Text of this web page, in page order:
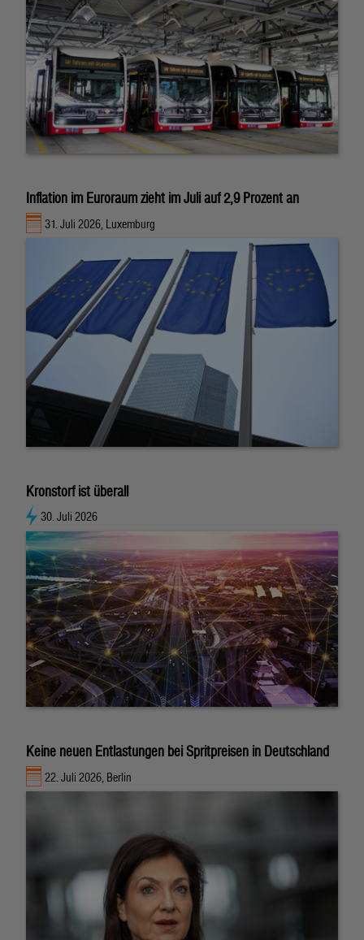
Inflation im Euroraum zieht im Juli auf 2,9 Prozent an
31. Juli 2026, Luxemburg
Kronstorf ist überall
30. Juli 2026
Keine neuen Entlastungen bei Spritpreisen in Deutschland
22. Juli 2026, Berlin